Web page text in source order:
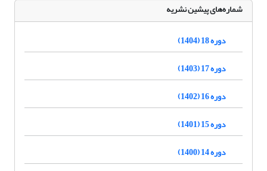
شماره‌های پیشین نشریه
دوره 18 (1404)
دوره 17 (1403)
دوره 16 (1402)
دوره 15 (1401)
دوره 14 (1400)